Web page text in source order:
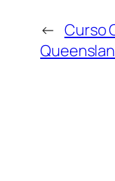
← Curso